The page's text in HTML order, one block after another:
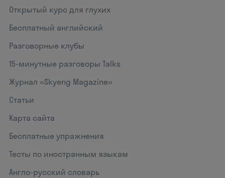
Открытый курс для глухих
Бесплатный английский
Разговорные клубы
15‑минутные разговоры Talks
Журнал «Skyeng Magazine»
Статьи
Карта сайта
Бесплатные упражнения
Тесты по иностранным языкам
Англо-русский словарь